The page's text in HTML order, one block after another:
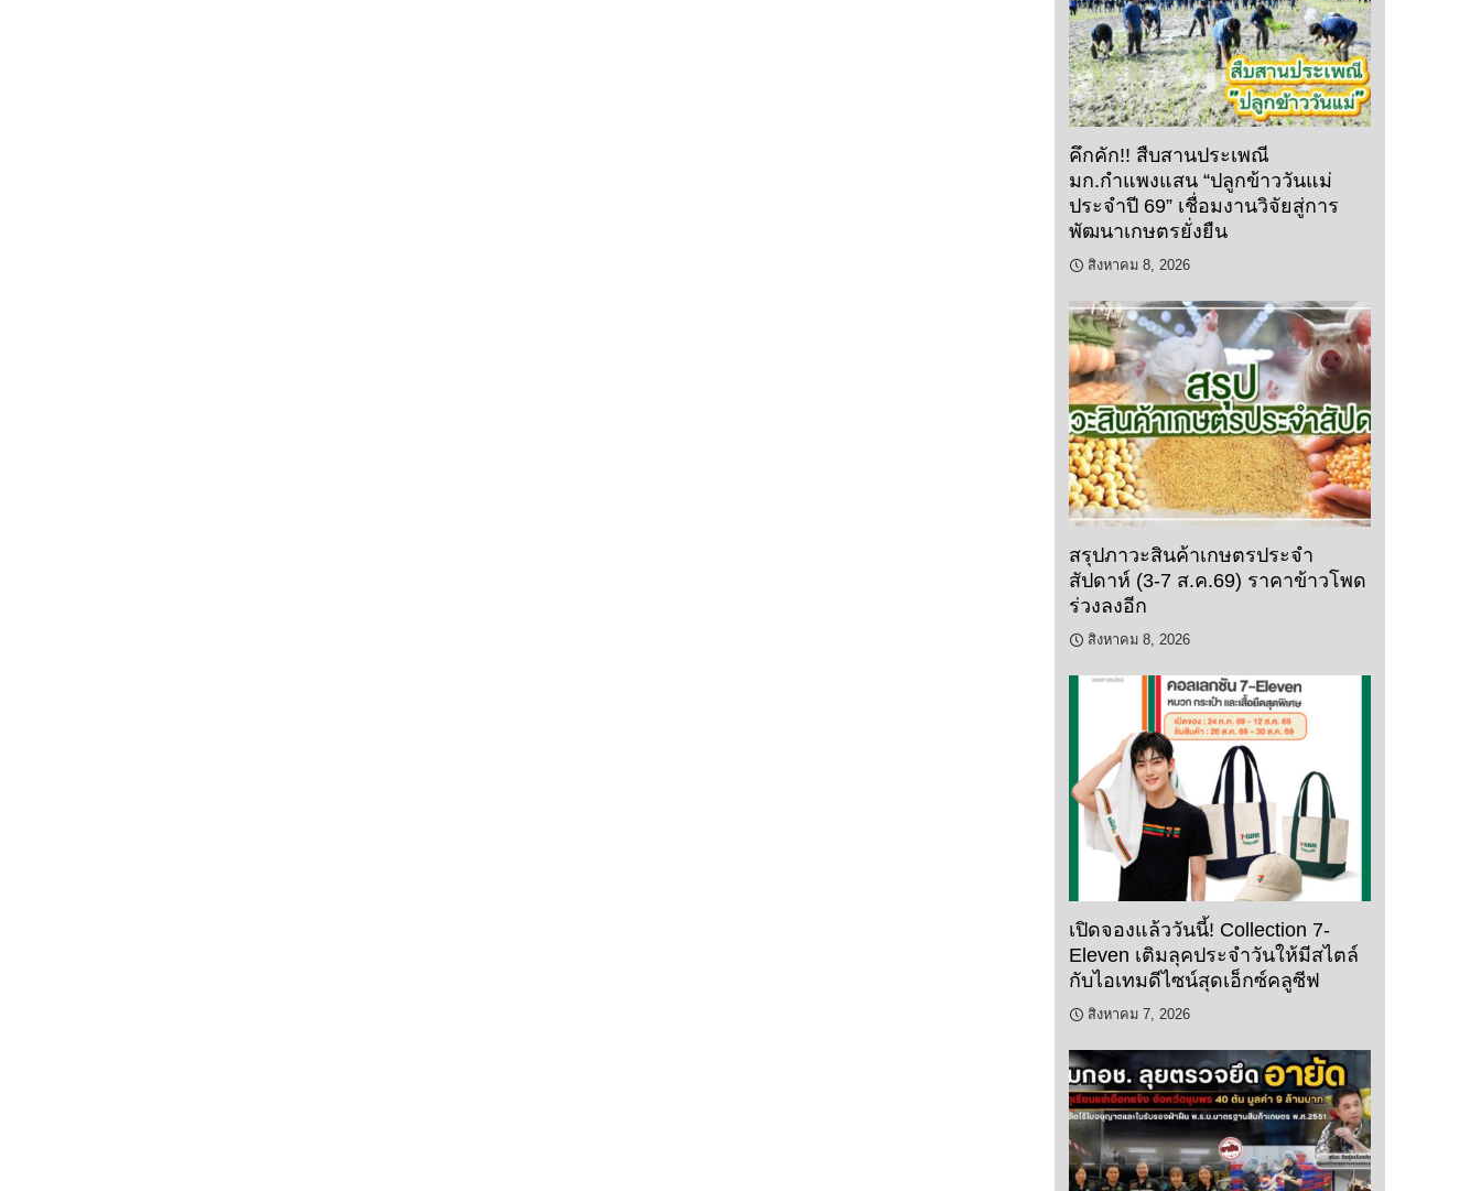
คึกคัก!! สืบสานประเพณี
มก.กำแพงแสน “ปลูกข้าววันแม่
ประจำปี 69” เชื่อมงานวิจัยสู่การ
พัฒนาเกษตรยั่งยืน
สิงหาคม 8, 2026
สรุปภาวะสินค้าเกษตรประจำ
สัปดาห์ (3-7 ส.ค.69) ราคาข้าวโพด
ร่วงลงอีก
สิงหาคม 8, 2026
เปิดจองแล้ววันนี้! Collection 7-
Eleven เติมลุคประจำวันให้มีสไตล์
กับไอเทมดีไซน์สุดเอ็กซ์คลูซีฟ
สิงหาคม 7, 2026